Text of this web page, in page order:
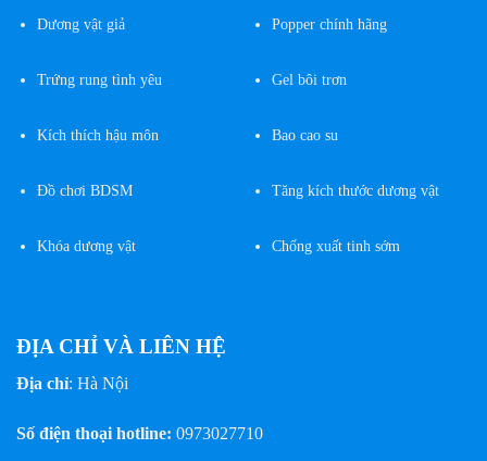
Dương vật giả Popper chính hãng
Trứng rung tình yêu Gel bôi trơn
Kích thích hậu môn Bao cao su
Đồ chơi BDSM Tăng kích thước dương vật
Khóa dương vật Chống xuất tinh sớm
ĐỊA CHỈ VÀ LIÊN HỆ
Địa chỉ: Hà Nội
Số điện thoại hotline: 0973027710